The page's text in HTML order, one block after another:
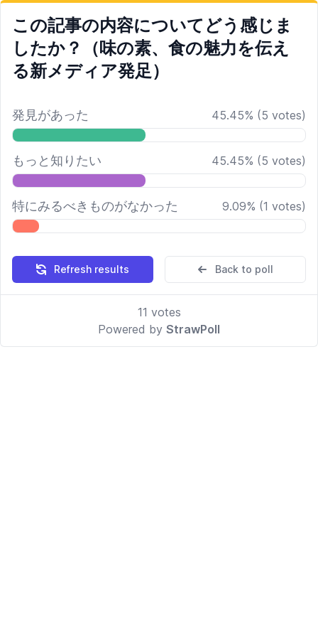
この記事の内容についてどう感じま
したか？（味の素、食の魅力を伝え
る新メディア発足）
発見があった 45.45% (5 votes)
もっと知りたい 45.45% (5 votes)
特にみるべきものがなかった 9.09% (1 votes)
Refresh results Back to poll
11 votes
Powered by StrawPoll